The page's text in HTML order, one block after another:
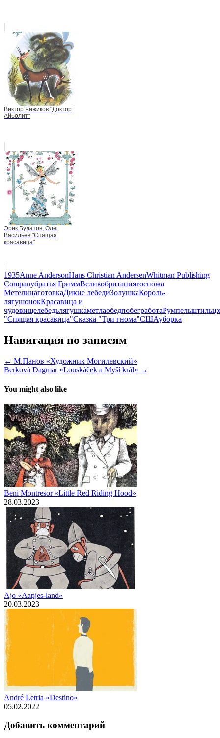
Виктор Чижиков "Доктор
Айболит"
Эрик Булатов, Олег
Васильев "Спящая
красавица"
1935Anne AndersonHans Christian AndersenWhitman Publishing
Companyбратья ГриммВеликобританиягоспожа
МетелицаготовкаДикие лебедиЗолушкаКороль-
лягушонокКрасавица и
чудовищелебедьлягушкаметлаобедпобегработа
"Спящая красавица"Сказка "Три гнома"СШАуборка
Навигация по записям
← М.Панов «Художник Могилевский»
Berková Dagmar «Louskáček a Myší král» →
You might also like
Beni Montresor «Little Red Riding Hood»
28.03.2023
Ajo «Aapjes-land»
20.03.2023
André Letria «Destino»
05.02.2022
Добавить комментарий